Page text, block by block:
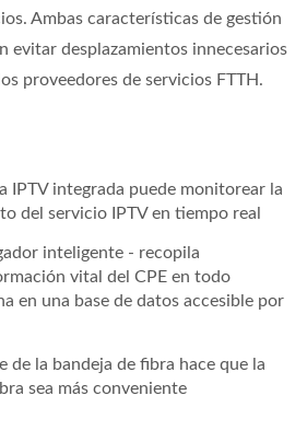
Ambas características de gestión
evitar desplazamientos innecesarios
proveedores de servicios FTTH.
IPTV integrada puede monitorear la
del servicio IPTV en tiempo real
inteligente - recopila
vital del CPE en todo
en una base de datos accesible por
de la bandeja de fibra hace que la
sea más conveniente